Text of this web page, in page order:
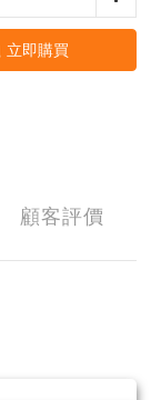
立即購買
顧客評價